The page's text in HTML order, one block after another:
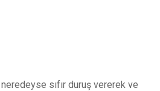
sıfır duruş vererek ve